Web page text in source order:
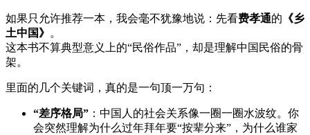
如果只允许推荐一本，我会毫不犹豫地说：先看费孝通的 《乡
土中国》 。
这本书不算典型意义上的“民俗作品”，却是理解中国民俗的骨
架。
里面的几个关键词，真的是一句顶一万句：
“差序格局” ：中国人的社会关系像一圈一圈水波纹。你
会突然理解为什么过年拜年要“按辈分来”，为什么谁家